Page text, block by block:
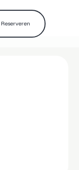
Reserveren